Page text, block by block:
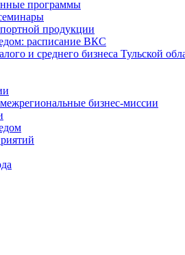
программы
продукции
расписание ВКС
и среднего бизнеса Тульской
бизнес-миссии